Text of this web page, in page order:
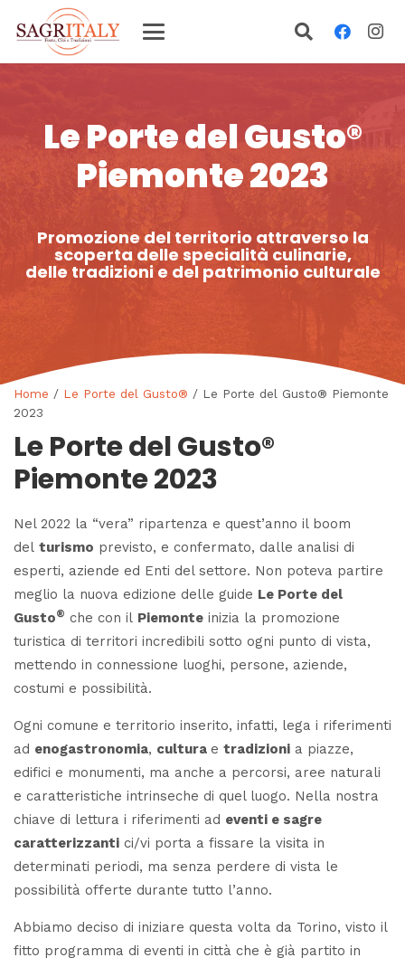
Le Porte del Gusto®
Piemonte 2023
Promozione del territorio attraverso la
scoperta delle specialità culinarie,
delle tradizioni e del patrimonio culturale
Home / Le Porte del Gusto® / Le Porte del Gusto® Piemonte
2023
Le Porte del Gusto®
Piemonte 2023
Nel 2022 la “vera” ripartenza e quest’anno il boom
del turismo previsto, e confermato, dalle analisi di
esperti, aziende ed Enti del settore. Non poteva partire
meglio la nuova edizione delle guide Le Porte del
Gusto® che con il Piemonte inizia la promozione
turistica di territori incredibili sotto ogni punto di vista,
mettendo in connessione luoghi, persone, aziende,
costumi e possibilità.
Ogni comune e territorio inserito, infatti, lega i riferimenti
ad enogastronomia, cultura e tradizioni a piazze,
edifici e monumenti, ma anche a percorsi, aree naturali
e caratteristiche intrinseche di quel luogo. Nella nostra
chiave di lettura i riferimenti ad eventi e sagre
caratterizzanti ci/vi porta a fissare la visita in
determinati periodi, ma senza perdere di vista le
possibilità offerte durante tutto l’anno.
Abbiamo deciso di iniziare questa volta da Torino, visto il
fitto programma di eventi in città che è già partito in